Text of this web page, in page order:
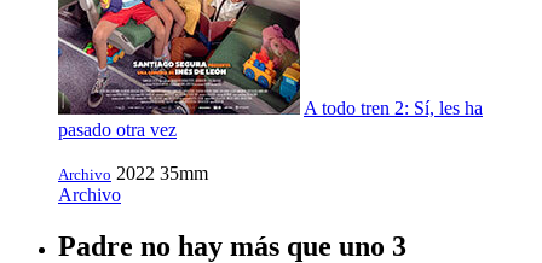
A todo tren 2: Sí, les ha
pasado otra vez
Archivo 2022 35mm
Archivo
Padre no hay más que uno 3